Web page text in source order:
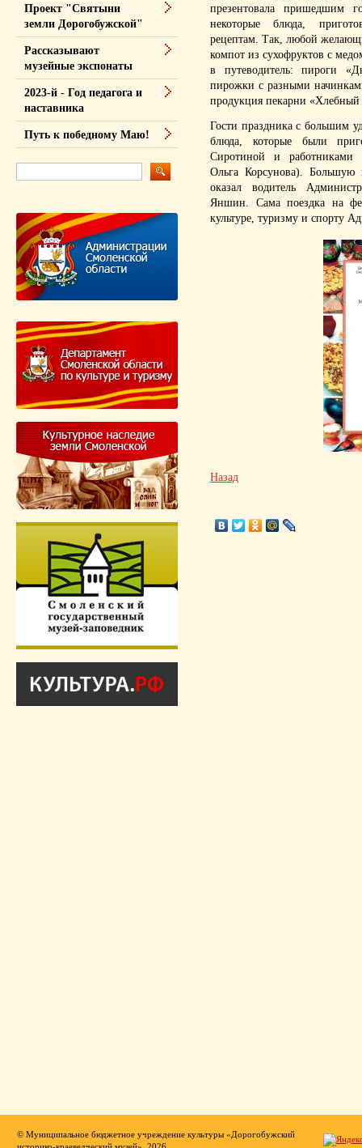
презентовала пришедшим
некоторые блюда,
рецептам. Так, любой
компот из сухофруктов с
в путеводи­тель: пироги
пирожки с разными
продукция пекарни «Хлеб­ный
Гости праздника с большим
блюда, которые были
Сироти­ной и работниками
Ольга Корсуно­ва). Большую
оказал водитель
Яншин. Сама поездка на
культуре, туризму и спорту
Назад
Проект "Святыни
земли Дорогобужской"
Рассказывают
музейные экспонаты
2023-й - Год педагога и
наставника
Путь к победному Маю!
© Муниципальное бюджетное учреждение культуры «Дорогобужский